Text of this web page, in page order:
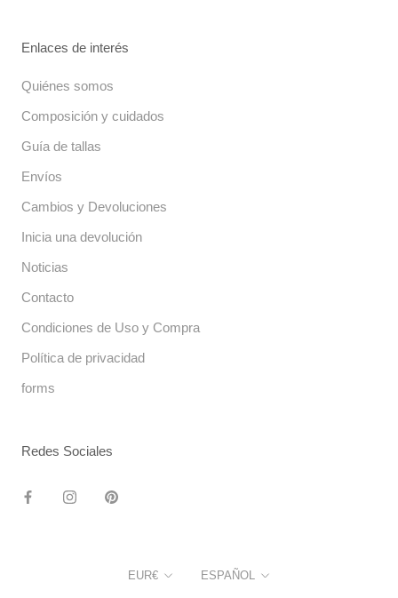
Enlaces de interés
Quiénes somos
Composición y cuidados
Guía de tallas
Envíos
Cambios y Devoluciones
Inicia una devolución
Noticias
Contacto
Condiciones de Uso y Compra
Política de privacidad
forms
Redes Sociales
Moneda
EUR€ Idioma
ESPAÑOL